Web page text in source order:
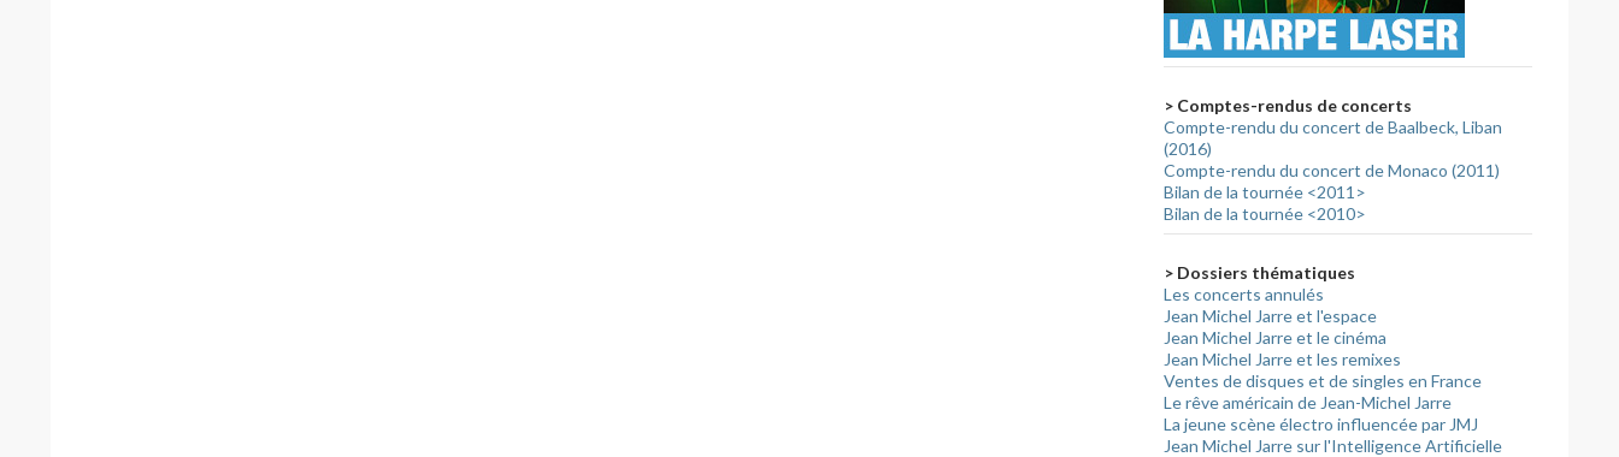
> Comptes-rendus de concerts
Compte-rendu du concert de Baalbeck, Liban
(2016)
Compte-rendu du concert de Monaco (2011)
Bilan de la tournée <2011>
Bilan de la tournée <2010>
> Dossiers thématiques
Les concerts annulés
Jean Michel Jarre et l'espace
Jean Michel Jarre et le cinéma
Jean Michel Jarre et les remixes
Ventes de disques et de singles en France
Le rêve américain de Jean-Michel Jarre
La jeune scène électro influencée par JMJ
Jean Michel Jarre sur l'Intelligence Artificielle